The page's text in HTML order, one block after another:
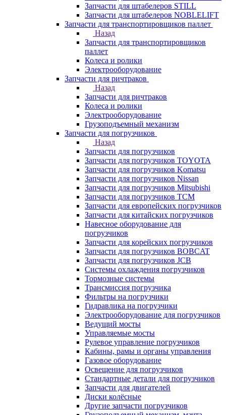
Запчасти для штабелеров STILL
Запчасти для штабелеров NOBLELIFT
Запчасти для транспортировщиков паллет
Назад
Запчасти для транспортировщиков
паллет
Колеса и ролики
Электрооборудование
Запчасти для ричтраков
Назад
Запчасти для ричтраков
Колеса и ролики
Электрооборудование
Грузоподъемный механизм
Запчасти для погрузчиков
Назад
Запчасти для погрузчиков
Запчасти для погрузчиков TOYOTA
Запчасти для погрузчиков Komatsu
Запчасти для погрузчиков Nissan
Запчасти для погрузчиков Mitsubishi
Запчасти для погрузчиков TCM
Запчасти для европейских погрузчиков
Запчасти для китайских погрузчиков
Навесное оборудование для
погрузчиков
Запчасти для корейских погрузчиков
Запчасти для погрузчиков BOBCAT
Запчасти для погрузчиков JCB
Системы охлаждения погрузчиков
Тормозные системы
Трансмиссия погрузчика
Фильтры на погрузчики
Гидравлика на погрузчики
Электрооборудование для погрузчиков
Ведущий мосты
Управляемые мосты
Рулевое управление погрузчиков
Кабины, рамы и органы управления
Газовое оборудование
Освещение для погрузчиков
Стандартные детали для погрузчиков
Запчасти для двигателей
Диски колёсные
Другие запчасти погрузчиков